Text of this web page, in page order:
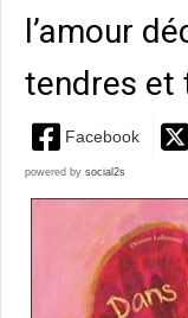
l’amour
tendres et
Facebook
powered by social2s